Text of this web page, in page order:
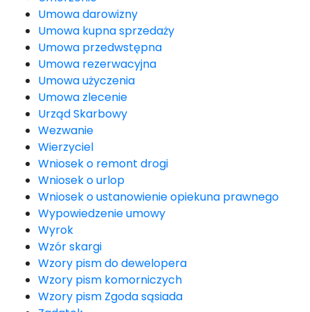
Umowa darowizny
Umowa kupna sprzedaży
Umowa przedwstępna
Umowa rezerwacyjna
Umowa użyczenia
Umowa zlecenie
Urząd Skarbowy
Wezwanie
Wierzyciel
Wniosek o remont drogi
Wniosek o urlop
Wniosek o ustanowienie opiekuna prawnego
Wypowiedzenie umowy
Wyrok
Wzór skargi
Wzory pism do dewelopera
Wzory pism komorniczych
Wzory pism Zgoda sąsiada